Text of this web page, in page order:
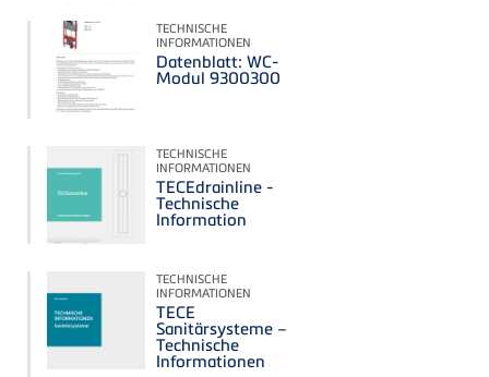
TECHNISCHE
INFORMATIONEN
Datenblatt: WC-
Modul 9300300
TECHNISCHE
INFORMATIONEN
TECEdrainline -
Technische
Information
TECHNISCHE
INFORMATIONEN
TECE
Sanitärsysteme –
Technische
Informationen